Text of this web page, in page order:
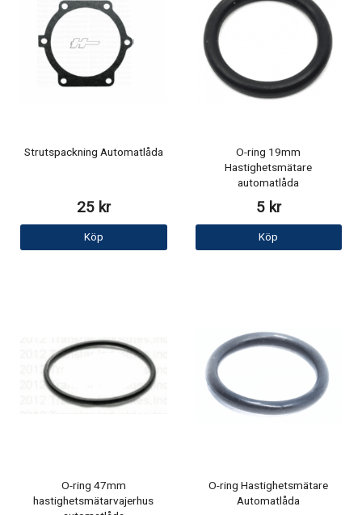
Strutspackning Automatlåda
25 kr
Köp
O-ring 19mm
Hastighetsmätare
automatlåda
5 kr
Köp
O-ring 47mm
hastighetsmätarvajerhus
O-ring Hastighetsmätare
Automatlåda